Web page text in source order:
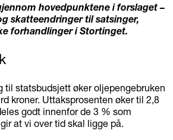
hovedpunktene i forslaget –
skatteendringer til satsinger,
forhandlinger i Stortinget.
til statsbudsjett øker oljepengebruken
kroner. Uttaksprosenten øker til 2,8
godt innenfor de 3 % som
at vi over tid skal ligge på.